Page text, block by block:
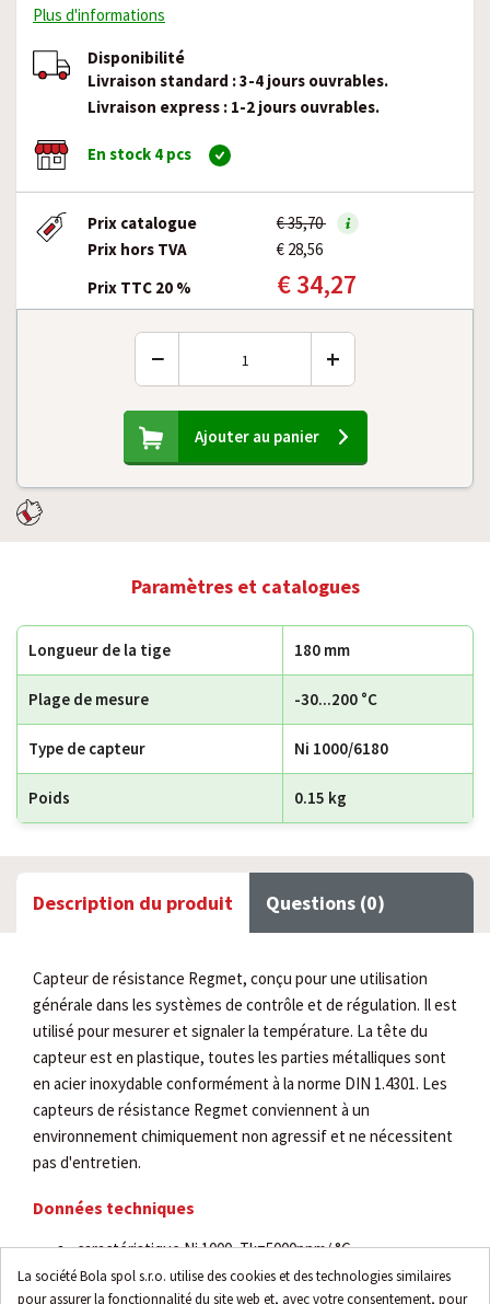
La société Bola spol s.r.o. utilise des cookies et des technologies similaires
pour assurer la fonctionnalité du site web et, avec votre consentement, pour
Plus d'informations
Disponibilité
Livraison standard : 3-4 jours ouvrables.
Livraison express : 1-2 jours ouvrables.
En stock 4 pcs
Prix catalogue
€ 35,70
Prix hors TVA
€ 28,56
Prix TTC 20 %
€ 34,27
− +
Ajouter au panier
Paramètres et catalogues
Longueur de la tige 180 mm
Plage de mesure -30...200 °C
Type de capteur Ni 1000/6180
Poids 0.15 kg
Description du produit Questions (0)
Capteur de résistance Regmet, conçu pour une utilisation
générale dans les systèmes de contrôle et de régulation. Il est
utilisé pour mesurer et signaler la température. La tête du
capteur est en plastique, toutes les parties métalliques sont
en acier inoxydable conformément à la norme DIN 1.4301. Les
capteurs de résistance Regmet conviennent à un
environnement chimiquement non agressif et ne nécessitent
pas d'entretien.
Données techniques
caractéristique Ni 1000, Tk=5000ppm/ °C
version pour canal de VMC (longueur 180mm)